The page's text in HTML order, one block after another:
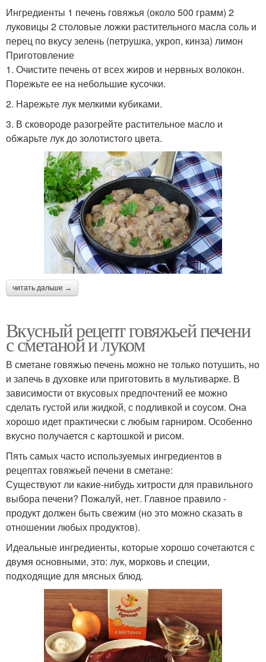
Ингредиенты 1 печень говяжья (около 500 грамм) 2
луковицы 2 столовые ложки растительного масла соль и
перец по вкусу зелень (петрушка, укроп, кинза) лимон
Приготовление
1. Очистите печень от всех жиров и нервных волокон.
Порежьте ее на небольшие кусочки.
2. Нарежьте лук мелкими кубиками.
3. В сковороде разогрейте растительное масло и
обжарьте лук до золотистого цвета.
читать дальше →
Вкусный рецепт говяжьей печени
с сметаной и луком
В сметане говяжью печень можно не только потушить, но
и запечь в духовке или приготовить в мультиварке. В
зависимости от вкусовых предпочтений ее можно
сделать густой или жидкой, с подливкой и соусом. Она
хорошо идет практически с любым гарниром. Особенно
вкусно получается с картошкой и рисом.
Пять самых часто используемых ингредиентов в
рецептах говяжьей печени в сметане:
Существуют ли какие-нибудь хитрости для правильного
выбора печени? Пожалуй, нет. Главное правило -
продукт должен быть свежим (но это можно сказать в
отношении любых продуктов).
Идеальные ингредиенты, которые хорошо сочетаются с
двумя основными, это: лук, морковь и специи,
подходящие для мясных блюд.